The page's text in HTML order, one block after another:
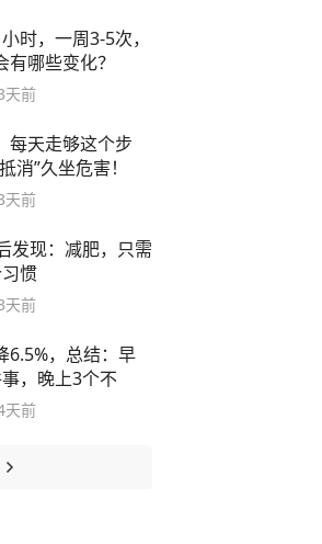
时，一周3-5次，
有哪些变化？
天前
每天走够这个步
消”久坐危害！
天前
发现：减肥，只需
惯
天前
6.5%，总结：早
，晚上3个不
天前